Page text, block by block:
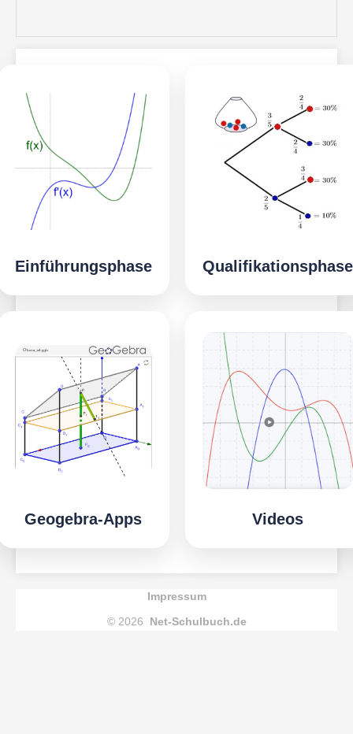
Einführungsphase Qualifikationsphase
Geogebra-Apps Videos
Impressum
© 2026
Net-Schulbuch.de